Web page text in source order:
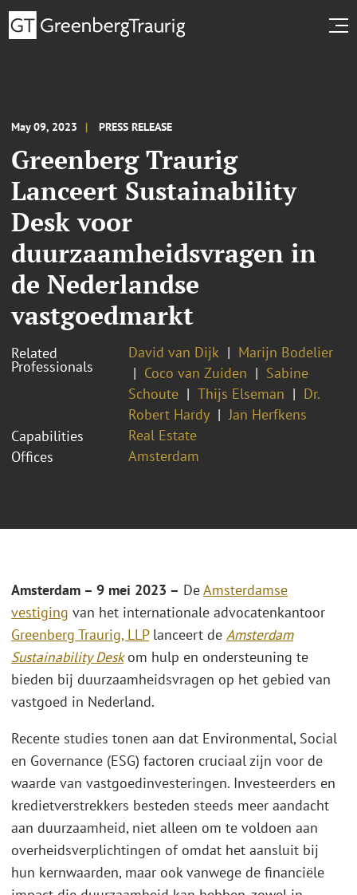
May 09, 2023 PRESS RELEASE
Greenberg Traurig
Lanceert Sustainability
Desk voor
duurzaamheidsvragen in
de Nederlandse
vastgoedmarkt
Related
Professionals
David van Dijk
Marijn Bodelier
Coco van Zuiden
Sabine
Schoute
Thijs Elseman
Dr.
Robert Hardy
Jan Herfkens
Capabilities
Real Estate
Offices
Amsterdam
Amsterdam – 9 mei 2023 – DeAmsterdamse
vestiging van het internationale advocatenkantoor
Greenberg Traurig, LLPlanceert de Amsterdam
Sustainability Deskom hulp en ondersteuning te
bieden bij duurzaamheidsvragen op het gebied van
vastgoed in Nederland.
Recente studies tonen aan dat Environmental, Social
en Governance (ESG) factoren cruciaal zijn voor de
waarde van vastgoedinvesteringen. Investeerders en
kredietverstrekkers besteden steeds meer aandacht
aan duurzaamheid, niet alleen om te voldoen aan
overheidsverplichtingen of omdat het aansluit bij
hun kernwaarden, maar ook vanwege de financiële